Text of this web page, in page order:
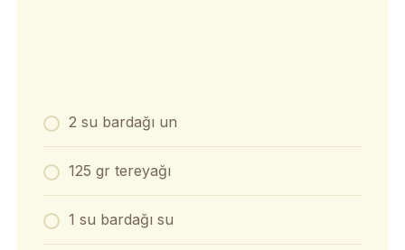
2 su bardağı un
125 gr tereyağı
1 su bardağı su